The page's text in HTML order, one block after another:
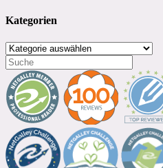
Kategorien
Kategorien